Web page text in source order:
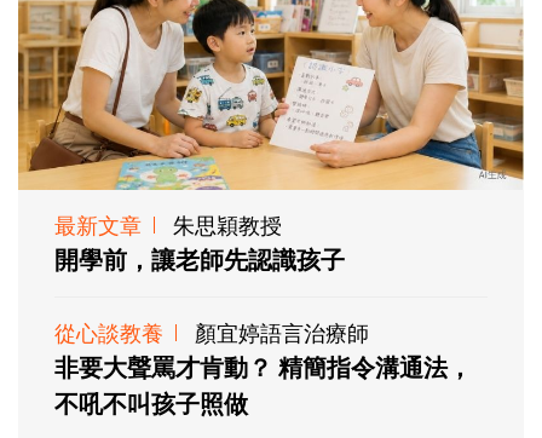
最新文章 朱思穎教授
開學前，讓老師先認識孩子
從心談教養 顏宜婷語言治療師
非要大聲罵才肯動？ 精簡指令溝通法，
不吼不叫孩子照做